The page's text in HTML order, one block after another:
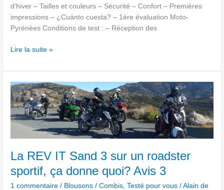
d’hiver – Tailles et couleurs – Sécurité – Confort – Premières
impressions – ¿Cuánto cuesta? – 1ère évaluation Moto-
Pyrénées Conditions de test : – Réception des
Lire la suite »
La REV IT Sand 3 sur un roadster
sportif, ça donne quoi? Avis 3
1 commentaire / Blousons / Combis ,Testé pour vous /Alain de
La
REV
IT
Sand
un
sportif,
ça